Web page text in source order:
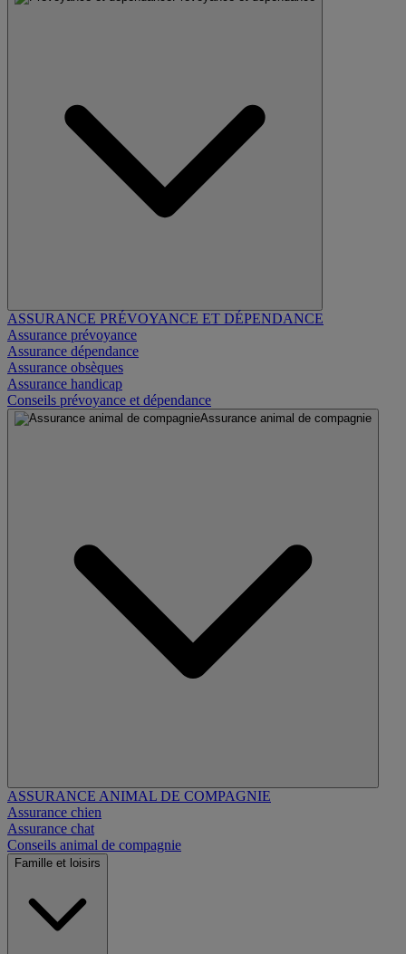
ASSURANCE PRÉVOYANCE ET DÉPENDANCE
Assurance prévoyance
Assurance dépendance
Assurance obsèques
Assurance handicap
Conseils prévoyance et dépendance
Assurance animal de compagnie
ASSURANCE ANIMAL DE COMPAGNIE
Assurance chien
Assurance chat
Conseils animal de compagnie
Famille et loisirs